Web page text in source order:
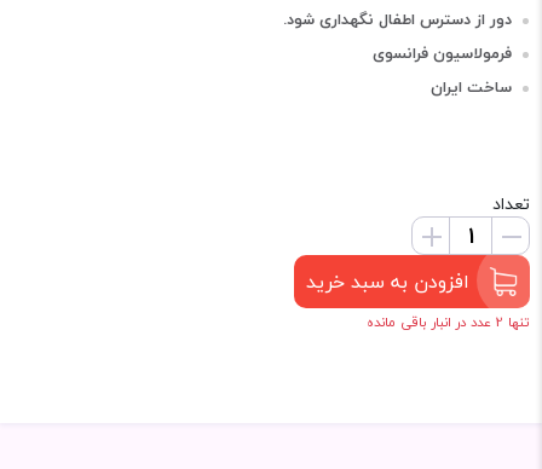
دور از دسترس اطفال نگهداری شود.
فرمولاسیون فرانسوی
ساخت ایران
تعداد
افزودن به سبد خرید
تنها 2 عدد در انبار باقی مانده